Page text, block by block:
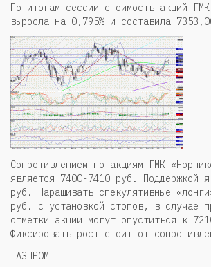
По итогам сессии стоимость акций
выросла на 0,795% и составила
Сопротивлением по акциям ГМК
является 7400-7410 руб. Поддержкой
руб. Наращивать спекулятивные
руб. с установкой стопов, в случае
отметки акции могут опуститься к
Фиксировать рост стоит от
ГАЗПРОМ